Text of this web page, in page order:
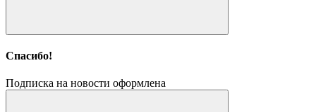
Спасибо!
Подписка на новости оформлена